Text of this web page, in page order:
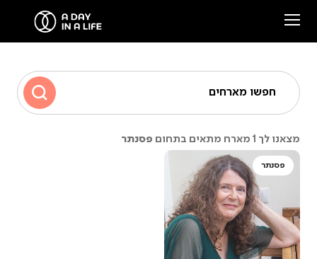
סיפורים ממפגשים
חפשו מארחים
מצאנו לך 1 מארח מתאים בתחום פסנתר
פסנתר